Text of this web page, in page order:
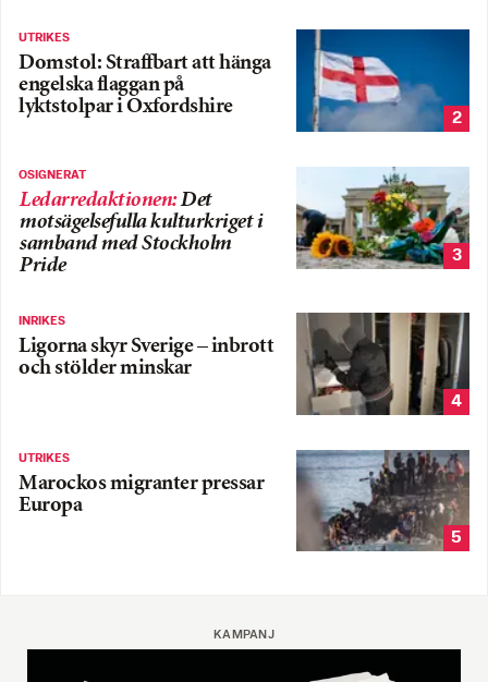
UTRIKES
Domstol: Straffbart att hänga
engelska flaggan på
lyktstolpar i Oxfordshire
2
OSIGNERAT
Ledarredaktionen:Det
motsägelsefulla kulturkriget i
samband med Stockholm
Pride
3
INRIKES
Ligorna skyr Sverige – inbrott
och stölder minskar
4
UTRIKES
Marockos migranter pressar
Europa
5
KAMPANJ